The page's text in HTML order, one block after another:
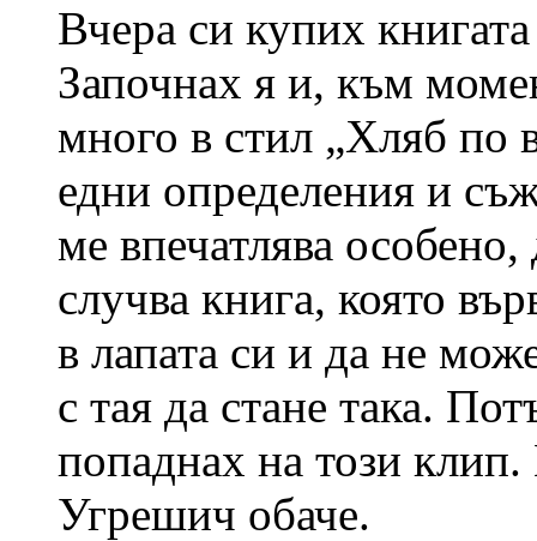
Вчера си купих
Започнах я и, към
много в стил „Хляб по
едни определения и
ме впечатлява
случва книга, която
в лапата си и да не
с тая да стане така.
попаднах на този клип.
Угрешич обаче.